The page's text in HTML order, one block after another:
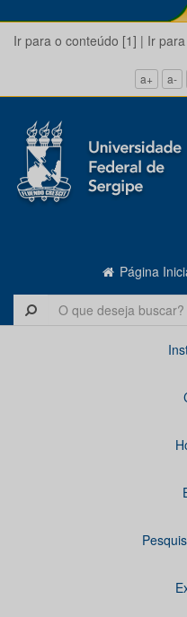
Ir para o conteúdo [1] | Ir
a+ a-
Página